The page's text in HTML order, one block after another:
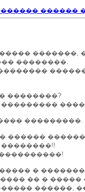
������
�������,
��������.
��������?
���������.
������
�
�� � �����
������,